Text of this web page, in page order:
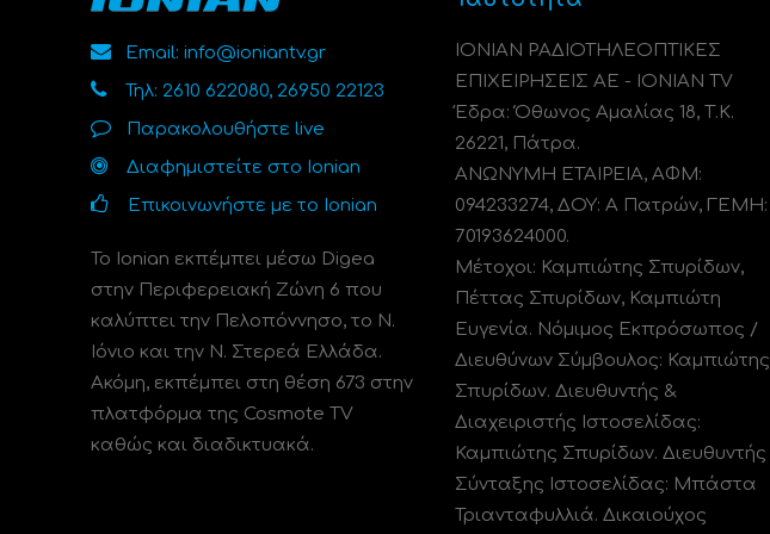
Email: info@ioniantv.gr
Τηλ: 2610 622080, 26950 22123
Παρακολουθήστε live
Διαφημιστείτε στο Ionian
Επικοινωνήστε με το Ionian
Το Ionian εκπέμπει μέσω Digea
στην Περιφερειακή Ζώνη 6 που
καλύπτει την Πελοπόννησο, το N.
Ιόνιο και την Ν. Στερεά Ελλάδα.
Ακόμη, εκπέμπει στη θέση 673 στην
πλατφόρμα της Cosmote TV
καθώς και διαδικτυακά.
ΙΟΝΙΑΝ ΡΑΔΙΟΤΗΛΕΟΠΤΙΚΕΣ
ΕΠΙΧΕΙΡΗΣΕΙΣ ΑΕ - IONIAN TV
Έδρα: Όθωνος Αμαλίας 18, Τ.Κ.
26221, Πάτρα.
ΑΝΩΝΥΜΗ ΕΤΑΙΡΕΙΑ, ΑΦΜ:
094233274, ΔΟΥ: A Πατρών, ΓΕΜΗ:
70193624000.
Μέτοχοι: Καμπιώτης Σπυρίδων,
Πέττας Σπυρίδων, Καμπιώτη
Ευγενία. Νόμιμος Εκπρόσωπος /
Διευθύνων Σύμβουλος: Καμπιώτης
Σπυρίδων. Διευθυντής &
Διαχειριστής Ιστοσελίδας:
Καμπιώτης Σπυρίδων. Διευθυντής
Σύνταξης Ιστοσελίδας: Μπάστα
Τριανταφυλλιά. Δικαιούχος